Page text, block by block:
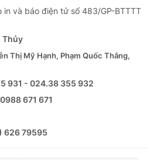
in và báo điện tử số 483/GP-BTTTT
Thủy
Thị Mỹ Hạnh, Phạm Quốc Thắng,
931 - 024.38 355 932
0988 671 671
626 79595